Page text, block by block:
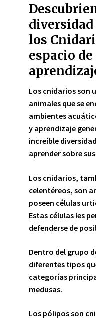
los
espacio
Los cnidarios son
animales que se
ambientes
y aprendizaje
increíble
aprender sobre
Los cnidarios,
celentéreos, son
poseen células
Estas células les
defenderse de
Dentro del grupo
diferentes tipos
categorías
medusas.
Los póliposson